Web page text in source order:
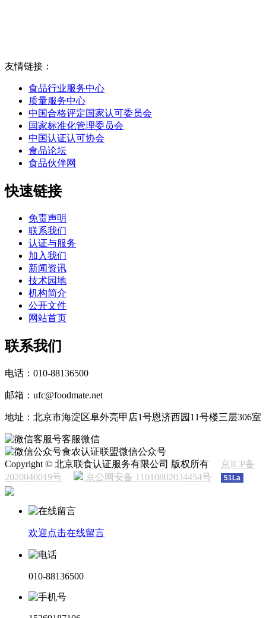
友情链接：
食品行业服务中心
质量服务中心
中国合格评定国家认可委员会
国家标准化管理委员会
中国认证认可协会
食品论坛
食品伙伴网
快速链接
免责声明
联系我们
认证与服务
加入我们
新闻资讯
技术园地
机构简介
公开文件
网站首页
联系我们
电话：010-88136500
邮箱：ufc@foodmate.net
地址：北京市海淀区阜外亮甲店1号恩济西园11号楼三层306室
客服微信
食农认证联盟微信公众号
Copyright © 北京联食认证服务有限公司 版权所有
京ICP备
2020040019号
京公网安备 11010802034454号 51La
欢迎点击在线留言
010-88136500